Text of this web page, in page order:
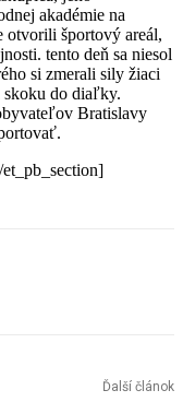
akadémie na
otvorili športový areál,
tento deň sa niesol
si zmerali sily žiaci
skoku do diaľky.
Bratislavy
Ďalší článok